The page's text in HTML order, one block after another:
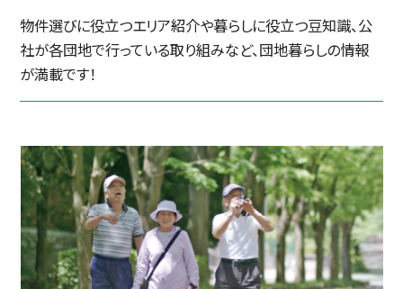
物件選びに役立つエリア紹介や暮らしに役立つ豆知識、公
社が各団地で行っている取り組みなど、団地暮らしの情報
が満載です！